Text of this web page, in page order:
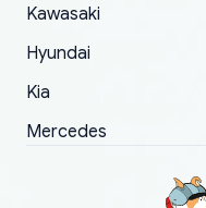
Kawasaki
Hyundai
Kia
Mercedes